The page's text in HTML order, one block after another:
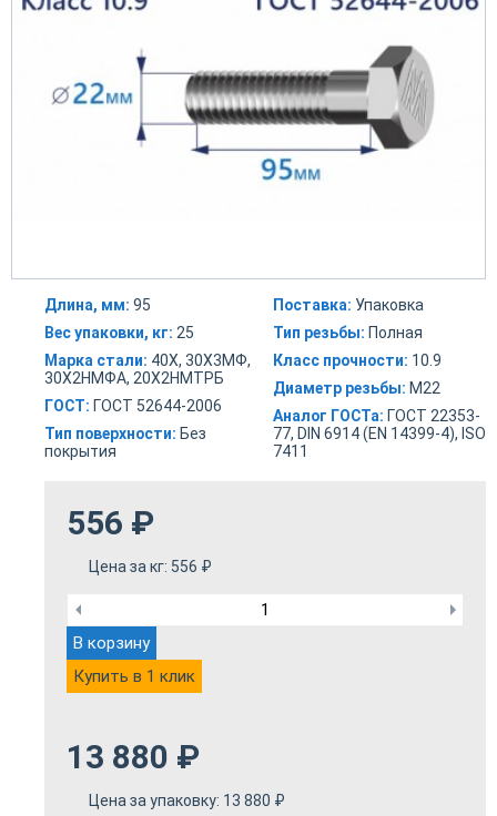
Длина, мм: 95
Вес упаковки, кг: 25
Марка стали: 40Х, 30Х3МФ,
30Х2НМФА, 20Х2НМТРБ
ГОСТ: ГОСТ 52644-2006
Тип поверхности: Без
покрытия
Поставка: Упаковка
Тип резьбы: Полная
Класс прочности: 10.9
Диаметр резьбы: М22
Аналог ГОСТа: ГОСТ 22353-
77, DIN 6914 (EN 14399-4), ISO
7411
556 ₽
Цена за кг: 556 ₽
В корзину
Купить в 1 клик
13 880 ₽
Цена за упаковку: 13 880 ₽